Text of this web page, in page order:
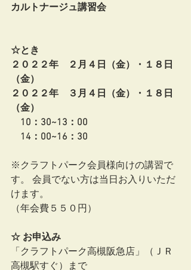
カルトナージュ講習会
☆とき
２０２２年　２月４日（金）・１８日
（金）
２０２２年　３月４日（金）・１８日
（金）
10：30~13：00
14：00~16：30
※クラフトパーク会員様向けの講習で
す。 会員でない方は当日お入りいただ
けます。
（年会費５５０円）
☆ お申込み
「クラフトパーク高槻阪急店」（ＪＲ
高槻駅すぐ）まで